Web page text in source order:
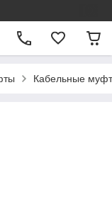
Кабельные